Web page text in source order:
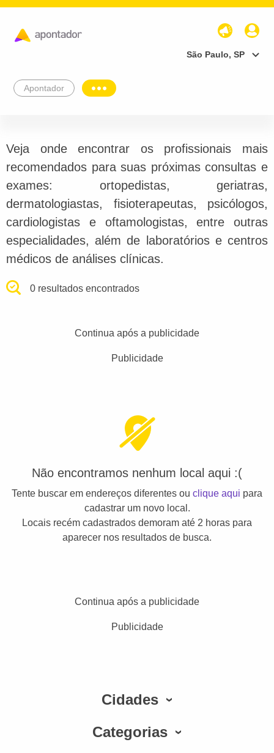
São Paulo, SP
Apontador
Veja onde encontrar os profissionais mais
recomendados para suas próximas consultas e
exames: ortopedistas, geriatras,
dermatologiastas, fisioterapeutas, psicólogos,
cardiologistas e oftamologistas, entre outras
especialidades, além de laboratórios e centros
médicos de análises clínicas.
0 resultados encontrados
Continua após a publicidade
Publicidade
Não encontramos nenhum local aqui :(
Tente buscar em endereços diferentes ou clique aqui para
cadastrar um novo local.
Locais recém cadastrados demoram até 2 horas para
aparecer nos resultados de busca.
Continua após a publicidade
Publicidade
Cidades
Categorias